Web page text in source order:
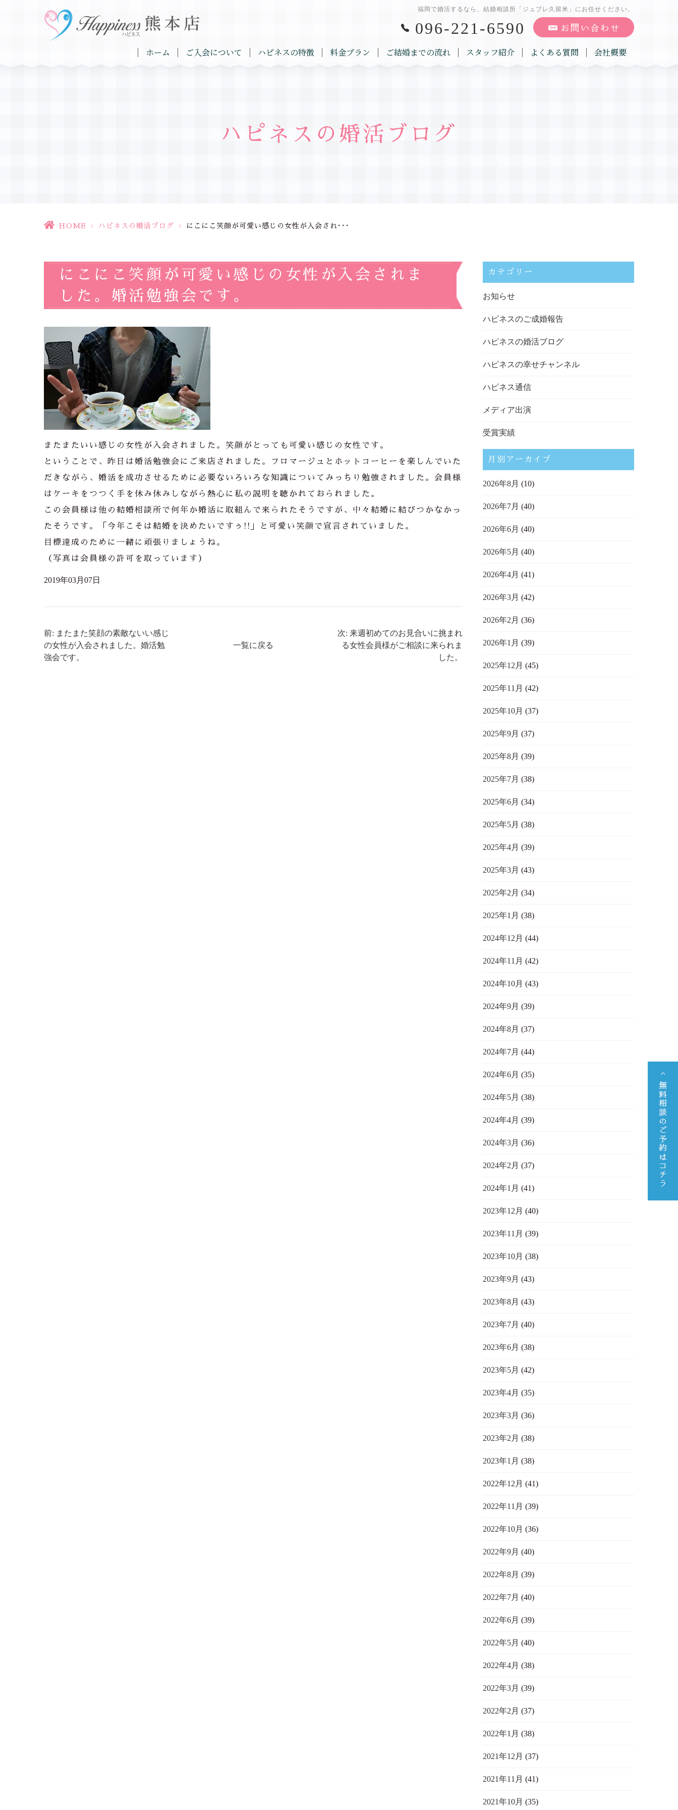
福岡で婚活するなら、結婚相談所「ジュブレ久留米」にお任せください。
096-221-6590
ホーム ご入会について ハピネスの特徴 料金プラン ご結婚までの流れ スタッフ紹介 よくある質問 会社概要
ハピネスの婚活ブログ
HOME > ハピネスの婚活ブログ > にこにこ笑顔が可愛い感じの女性が入会され･･･
にこにこ笑顔が可愛い感じの女性が入会されま
した。婚活勉強会です。
またまたいい感じの女性が入会されました。笑顔がとっても可愛い感じの女性です。
ということで、昨日は婚活勉強会にご来店されました。フロマージュとホットコーヒーを楽しんでいた
だきながら、婚活を成功させるために必要ないろいろな知識についてみっちり勉強されました。会員様
はケーキをつつく手を休み休みしながら熱心に私の説明を聴かれておられました。
この会員様は他の結婚相談所で何年か婚活に取組んで来られたそうですが、中々結婚に結びつかなかっ
たそうです。「今年こそは結婚を決めたいですぅ!!」と可愛い笑顔で宣言されていました。
目標達成のために一緒に頑張りましょうね。
（写真は会員様の許可を取っています）
2019年03月07日
前: またまた笑顔の素敵ないい感じ
の女性が入会されました。婚活勉
強会です。
一覧に戻る
次: 来週初めてのお見合いに挑まれ
る女性会員様がご相談に来られま
した。
カテゴリー
お知らせ
ハピネスのご成婚報告
ハピネスの婚活ブログ
ハピネスの幸せチャンネル
ハピネス通信
メディア出演
受賞実績
月別アーカイブ
2026年8月 (10)
2026年7月 (40)
2026年6月 (40)
2026年5月 (40)
2026年4月 (41)
2026年3月 (42)
2026年2月 (36)
2026年1月 (39)
2025年12月 (45)
2025年11月 (42)
2025年10月 (37)
2025年9月 (37)
2025年8月 (39)
2025年7月 (38)
2025年6月 (34)
2025年5月 (38)
2025年4月 (39)
2025年3月 (43)
2025年2月 (34)
2025年1月 (38)
2024年12月 (44)
2024年11月 (42)
2024年10月 (43)
2024年9月 (39)
2024年8月 (37)
2024年7月 (44)
2024年6月 (35)
2024年5月 (38)
2024年4月 (39)
2024年3月 (36)
2024年2月 (37)
2024年1月 (41)
2023年12月 (40)
2023年11月 (39)
2023年10月 (38)
2023年9月 (43)
2023年8月 (43)
2023年7月 (40)
2023年6月 (38)
2023年5月 (42)
2023年4月 (35)
2023年3月 (36)
2023年2月 (38)
2023年1月 (38)
2022年12月 (41)
2022年11月 (39)
2022年10月 (36)
2022年9月 (40)
2022年8月 (39)
2022年7月 (40)
2022年6月 (39)
2022年5月 (40)
2022年4月 (38)
2022年3月 (39)
2022年2月 (37)
2022年1月 (38)
2021年12月 (37)
2021年11月 (41)
2021年10月 (35)